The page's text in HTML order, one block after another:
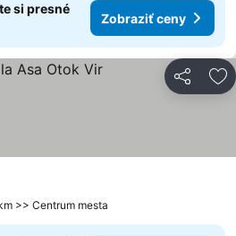
si presné
Zobraziť ceny
Zdieľať
>> Centrum mesta